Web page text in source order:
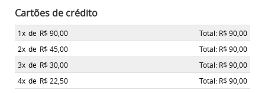
Cartões de crédito
1x de R$ 90,00
Total: R$ 90,00
2x de R$ 45,00
Total: R$ 90,00
3x de R$ 30,00
Total: R$ 90,00
4x de R$ 22,50 Total: R$ 90,00